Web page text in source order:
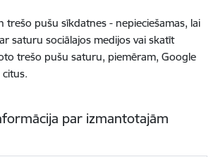
trešo pušu sīkdatnes - nepieciešamas, lai
saturu sociālajos medijos vai skatīt
trešo pušu saturu, piemēram, Google
citus.
par izmantotajām